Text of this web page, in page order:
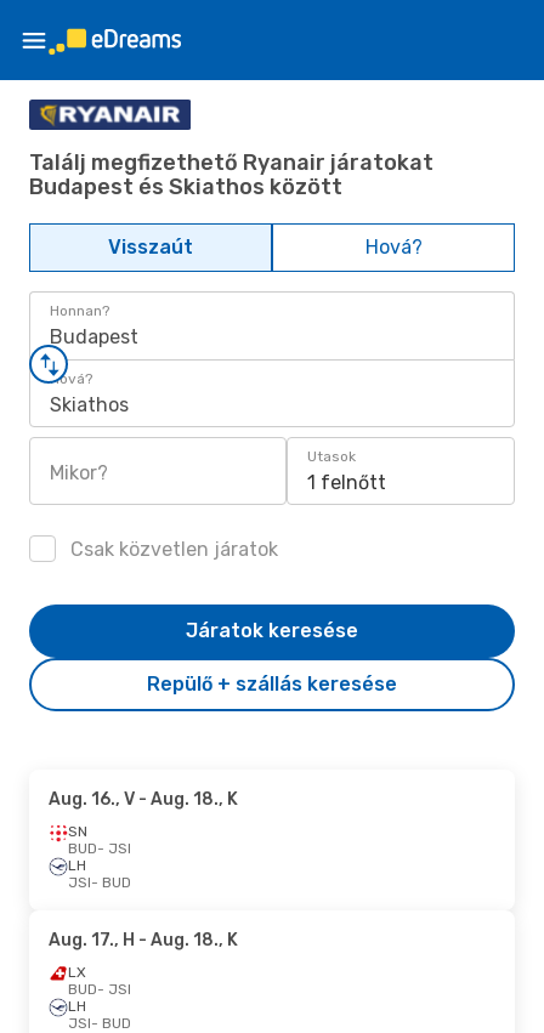
Találj megfizethető Ryanair járatokat
Budapest és Skiathos között
Visszaút Hová?
Honnan?
Budapest
Hová?
Skiathos
Mikor?
Utasok
1 felnőtt
Csak közvetlen járatok
Repülő + szállás keresése
Járatok keresése
Aug. 16., V - Aug. 18., K
SN
BUD- JSI
LH
JSI- BUD
Aug. 17., H - Aug. 18., K
LX
BUD- JSI
LH
JSI- BUD